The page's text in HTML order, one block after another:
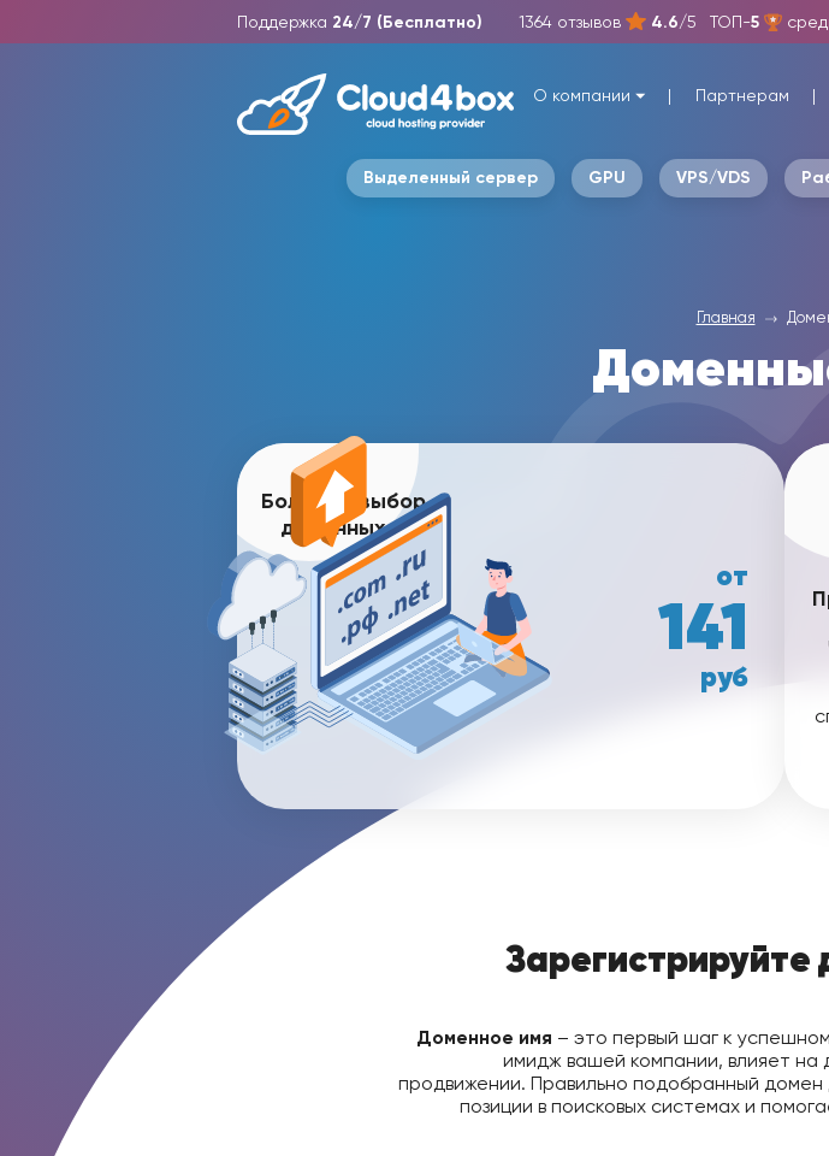
Поддержка 24/7 (Бесплатно) 1364 отзывов 4.6/5 ТОП-5
О компании Партнерам
Выделенный сервер GPU VPS/VDS
Главная
Большой выбор
доменных зон
от
141
руб
Зарегистрируйте
Доменное имя – это первый шаг к
имидж вашей компании, влияет на
продвижении. Правильно подобранный
позиции в поисковых системах и